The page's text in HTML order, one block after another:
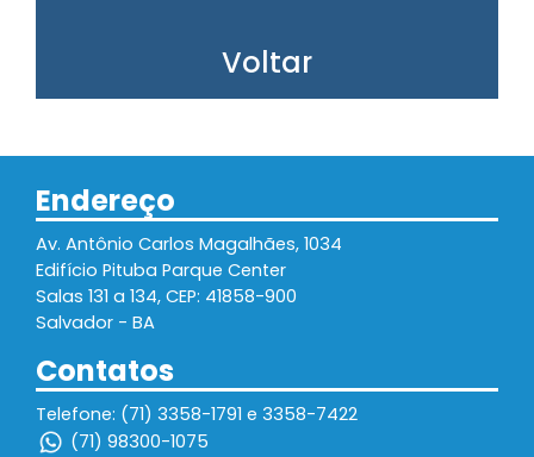
Voltar
Endereço
Av. Antônio Carlos Magalhães, 1034
Edifício Pituba Parque Center
Salas 131 a 134, CEP: 41858-900
Salvador - BA
Contatos
Telefone: (71) 3358-1791 e 3358-7422
(71) 98300-1075